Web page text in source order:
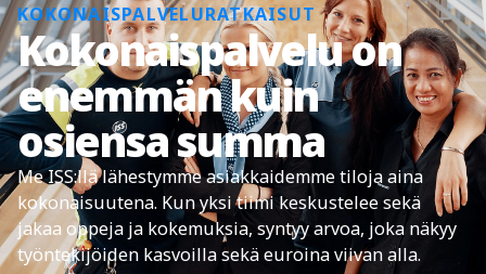
KOKONAISPALVELURATKAISUT
Kokonaispalvelu on
enemmän kuin
osiensa summa
Me ISS:llä lähestymme asiakkaidemme tiloja aina
kokonaisuutena. Kun yksi tiimi keskustelee sekä
jakaa oppeja ja kokemuksia, syntyy arvoa, joka näkyy
työntekijöiden kasvoilla sekä euroina viivan alla.